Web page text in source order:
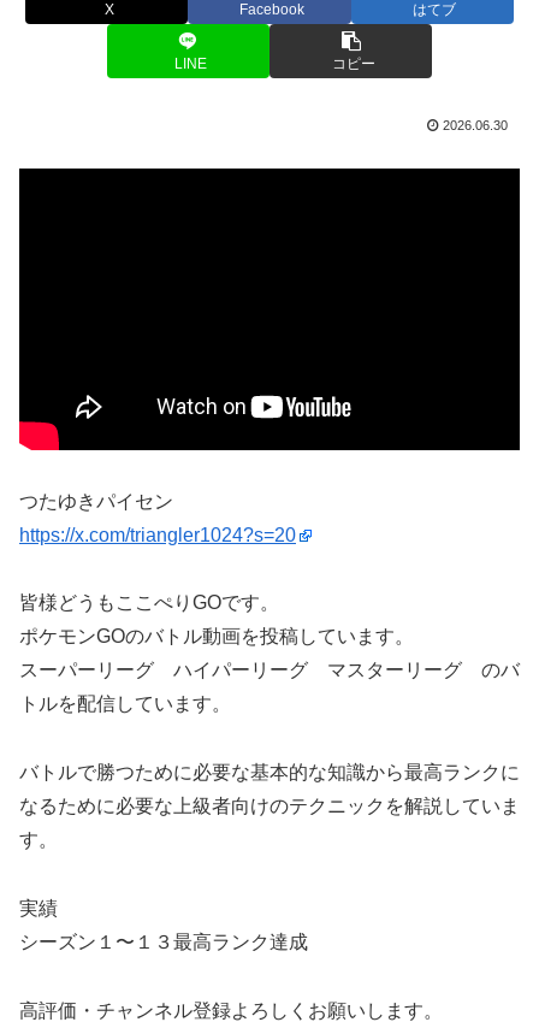
X Facebook はてブ
LINE コピー
2026.06.30
つたゆきパイセン
https://x.com/triangler1024?s=20
皆様どうもここぺりGOです。
ポケモンGOのバトル動画を投稿しています。
スーパーリーグ ハイパーリーグ マスターリーグ のバ
トルを配信しています。
バトルで勝つために必要な基本的な知識から最高ランクに
なるために必要な上級者向けのテクニックを解説していま
す。
実績
シーズン１〜１３最高ランク達成
高評価・チャンネル登録よろしくお願いします。